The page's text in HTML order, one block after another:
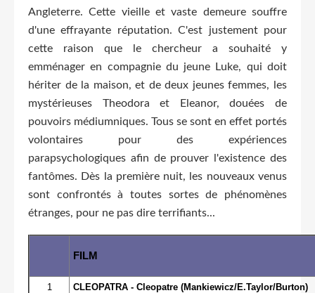
Angleterre. Cette vieille et vaste demeure souffre
d'une effrayante réputation. C'est justement pour
cette raison que le chercheur a souhaité y
emménager en compagnie du jeune Luke, qui doit
hériter de la maison, et de deux jeunes femmes, les
mystérieuses Theodora et Eleanor, douées de
pouvoirs médiumniques. Tous se sont en effet portés
volontaires pour des expériences
parapsychologiques afin de prouver l'existence des
fantômes. Dès la première nuit, les nouveaux venus
sont confrontés à toutes sortes de phénomènes
étranges, pour ne pas dire terrifiants...
FILM
1 CLEOPATRA - Cleopatre (Mankiewicz/E.Taylor/Burton)